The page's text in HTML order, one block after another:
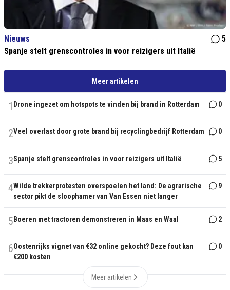
Nieuws
5
Spanje stelt grenscontroles in voor reizigers uit Italië
Meer artikelen
1 Drone ingezet om hotspots te vinden bij brand in Rotterdam 0
2Veel overlast door grote brand bij recyclingbedrijf Rotterdam 0
3Spanje stelt grenscontroles in voor reizigers uit Italië 5
4Wilde trekkerprotesten overspoelen het land: De agrarische
sector pikt de sloophamer van Van Essen niet langer
9
5 Boeren met tractoren demonstreren in Maas en Waal 2
6Oostenrijks vignet van €32 online gekocht? Deze fout kan
€200 kosten
0
Meer artikelen